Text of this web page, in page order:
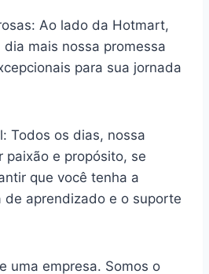
Ao lado da Hotmart,
mais nossa promessa
para sua jornada
Todos os dias, nossa
paixão e propósito, se
que você tenha a
de aprendizado e o suporte
uma empresa. Somos o